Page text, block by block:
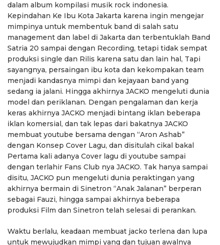
dalam album kompilasi musik rock indonesia.
Kepindahan Ke Ibu Kota Jakarta karena ingin mengejar
mimpinya untuk membentuk band di salah satu
management dan label di Jakarta dan terbentuklah Band
Satria 20 sampai dengan Recording, tetapi tidak sempat
produksi single dan Rilis karena satu dan lain hal, Tapi
sayangnya, persaingan ibu kota dan kekompakan team
menjadi kandasnya mimpi dan kejayaan band yang
sedang ia jalani. Hingga akhirnya JACKO mengeluti dunia
model dan periklanan. Dengan pengalaman dan kerja
keras akhirnya JACKO menjadi bintang iklan beberapa
iklan komersial, dan tak lepas dari bakatnya JACKO
membuat youtube bersama dengan “Aron Ashab”
dengan Konsep Cover Lagu, dan disitulah cikal bakal
Pertama kali adanya Cover lagu di youtube sampai
dengan terlahir Fans Club nya JACKO. Tak hanya sampai
disitu, JACKO pun mengeluti dunia peraktingan yang
akhirnya bermain di Sinetron “Anak Jalanan” berperan
sebagai Fauzi, hingga sampai akhirnya beberapa
produksi Film dan Sinetron telah selesai di perankan.
Waktu berlalu, keadaan membuat jacko terlena dan lupa
untuk mewujudkan mimpi yang dan tujuan awalnya